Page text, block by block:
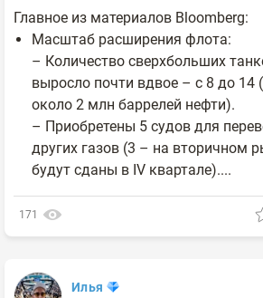
Главное из материалов Bloomberg:
Масштаб расширения флота:
– Количество сверхбольших
выросло почти вдвое – с 8 до
около 2 млн баррелей нефти).
– Приобретены 5 судов для
других газов (3 – на вторичном
будут сданы в IV квартале)....
171
Илья